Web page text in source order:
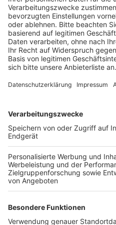
und sitzen so regelmäßig
Veröffentlicht:Dienstag,
Anzeige
Außerdem gibt es viele
große Küche mit
Angestellten haben zudem
Tage in der Woche im
dem neuen Konzept
Zufriedenheit der
steigern und gleichzeitig
neue Arbeitskultur setzen,
ist vor einem Jahr von Brühl
modernen Büroräume